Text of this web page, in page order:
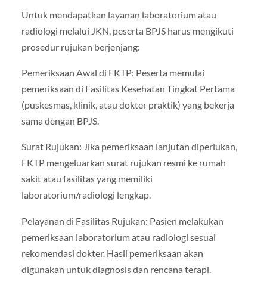
Untuk mendapatkan layanan laboratorium atau
radiologi melalui JKN, peserta BPJS harus mengikuti
prosedur rujukan berjenjang:
Pemeriksaan Awal di FKTP: Peserta memulai
pemeriksaan di Fasilitas Kesehatan Tingkat Pertama
(puskesmas, klinik, atau dokter praktik) yang bekerja
sama dengan BPJS.
Surat Rujukan: Jika pemeriksaan lanjutan diperlukan,
FKTP mengeluarkan surat rujukan resmi ke rumah
sakit atau fasilitas yang memiliki
laboratorium/radiologi lengkap.
Pelayanan di Fasilitas Rujukan: Pasien melakukan
pemeriksaan laboratorium atau radiologi sesuai
rekomendasi dokter. Hasil pemeriksaan akan
digunakan untuk diagnosis dan rencana terapi.